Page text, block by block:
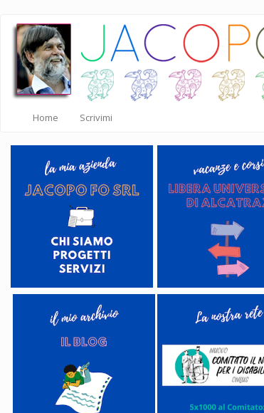
Salta
contenuto
principale
Home Scrivimi